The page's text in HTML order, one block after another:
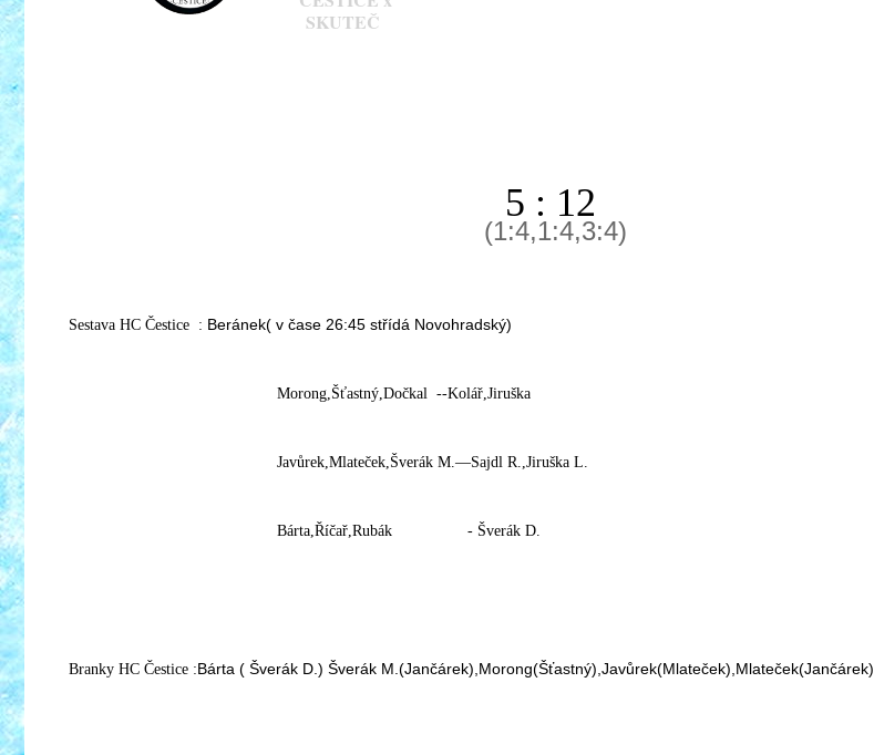
SKUTEČ
5 : 12
(1:4,1:4,3:4)
Sestava HC Čestice : Beránek( v čase 26:45 střídá Novohradský)
Morong,Šťastný,Dočkal --Kolář,Jiruška
Javůrek,Mlateček,Šverák M.—Sajdl R.,Jiruška L.
Bárta,Říčař,Rubák - Šverák D.
Branky HC Čestice :Bárta ( Šverák D.) Šverák M.(Jančárek),Morong(Šťastný),Javůrek(Mlateček),Mlateček(Jančárek)